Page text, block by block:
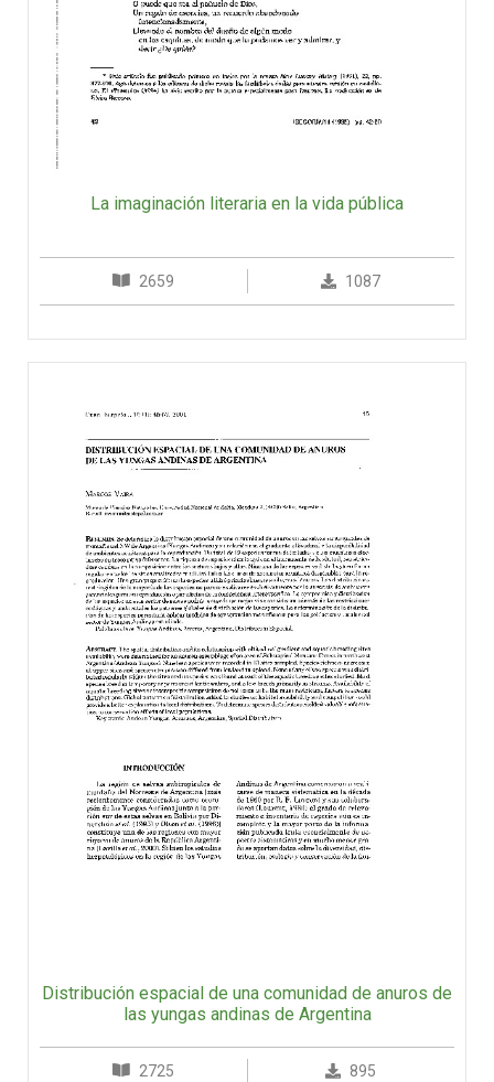
La imaginación literaria en la vida pública
2659 1087
Distribución espacial de una comunidad de anuros de
las yungas andinas de Argentina
2725 895